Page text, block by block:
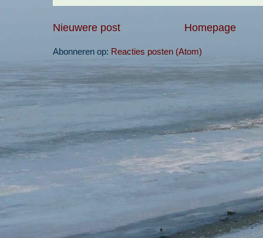
Nieuwere post Homepage
Abonneren op: Reacties posten (Atom)